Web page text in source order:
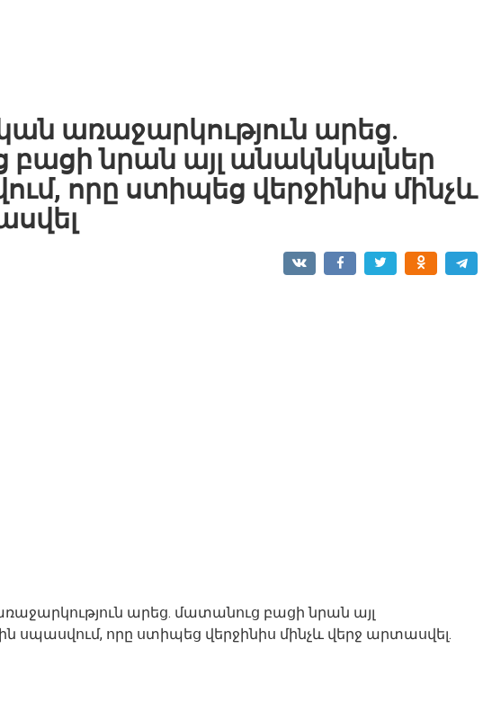
առաջարկություն արեց.
նրան այլ անակնկալներ
որը ստիպեց վերջինիս մինչև
արեց. մատանուց բացի նրան այլ
սպասվում, որը ստիպեց վերջինիս մինչև վերջ արտասվել.